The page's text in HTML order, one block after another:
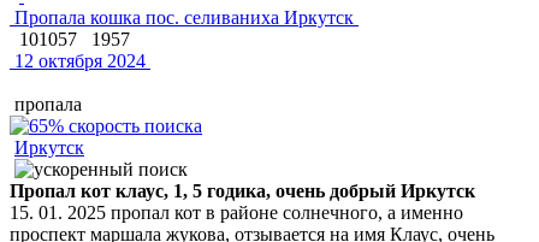
Пропала кошка пос. селиваниха Иркутск
101057
1957
12 октября 2024
пропала
Иркутск
Пропал кот клаус, 1, 5 годика, очень добрый Иркутск
15. 01. 2025 пропал кот в районе солнечного, а именно
проспект маршала жукова, отзывается на имя Клаус, очень